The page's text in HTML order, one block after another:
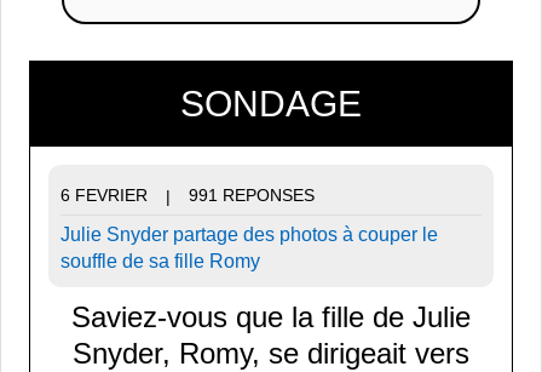
SONDAGE
6 FEVRIER | 991 REPONSES
Julie Snyder partage des photos à couper le
souffle de sa fille Romy
Saviez-vous que la fille de Julie
Snyder, Romy, se dirigeait vers